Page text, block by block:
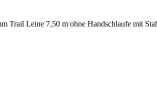
Trail Leine 7,50 m ohne Handschlaufe mit